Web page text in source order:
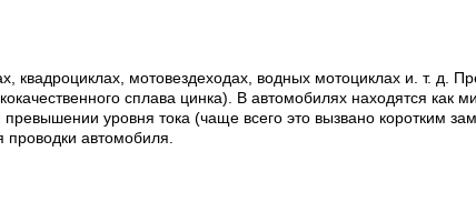
мотовездеходах, водных мотоциклах и. т. д.
сплава цинка). В автомобилях находятся
уровня тока (чаще всего это вызвано коротким
автомобиля.